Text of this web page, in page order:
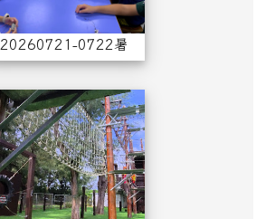
20260721-0722暑期科普營